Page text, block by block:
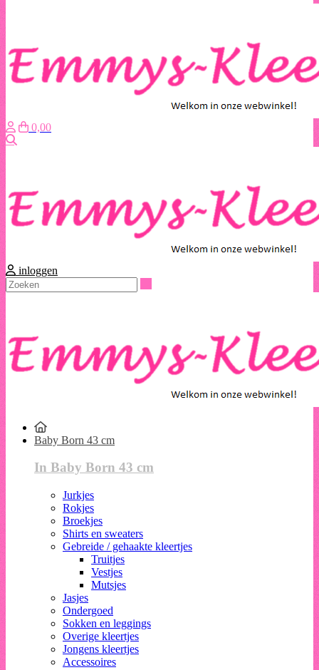
0,00
inloggen
Baby Born 43 cm
In Baby Born 43 cm
Jurkjes
Rokjes
Broekjes
Shirts en sweaters
Gebreide / gehaakte kleertjes
Truitjes
Vestjes
Mutsjes
Jasjes
Ondergoed
Sokken en leggings
Overige kleertjes
Jongens kleertjes
Accessoires